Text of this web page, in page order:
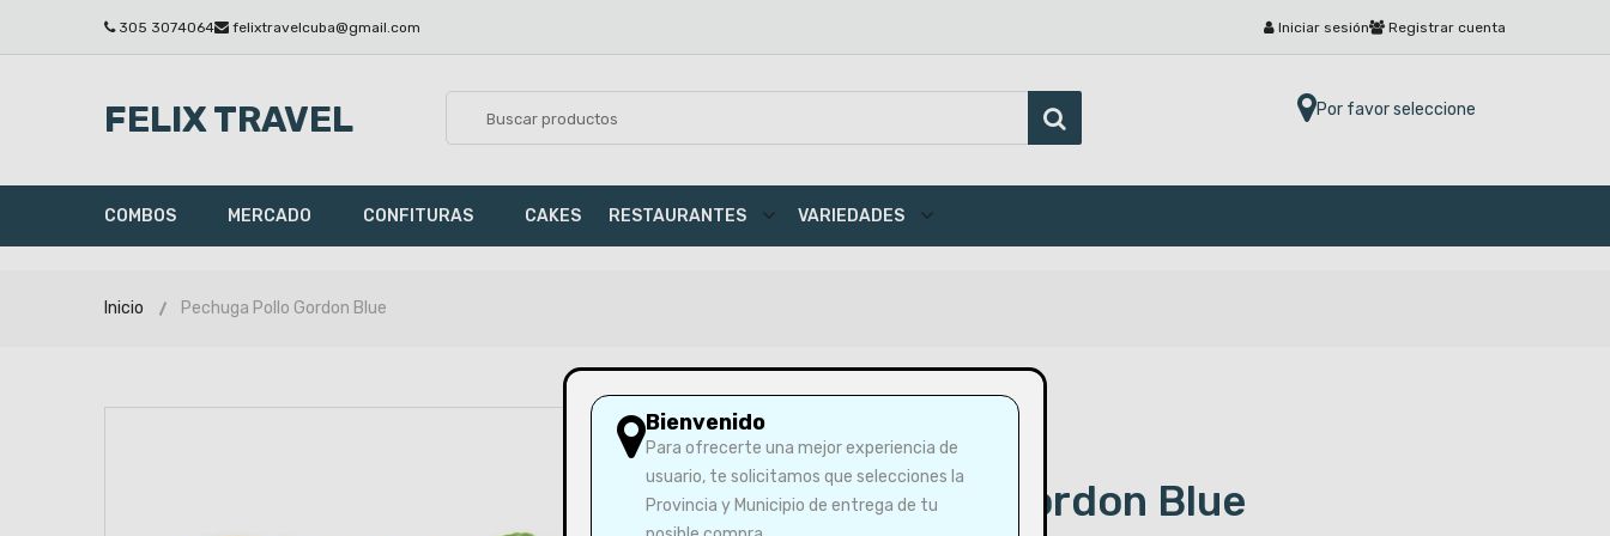
305 3074064 felixtravelcuba@gmail.com Registrar cuenta
Iniciar sesión
FELIX TRAVEL Por favor seleccione
COMBOS MERCADO CONFITURAS CAKES RESTAURANTES VARIEDADES
Inicio Pechuga Pollo Gordon Blue
Pechuga Pollo Gordon Blue
Bienvenido
Para ofrecerte una mejor experiencia de
usuario, te solicitamos que selecciones la
Provincia y Municipio de entrega de tu